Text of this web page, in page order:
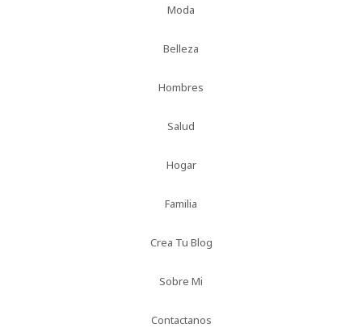
Moda
Belleza
Hombres
Salud
Hogar
Familia
Crea Tu Blog
Sobre Mi
Contactanos